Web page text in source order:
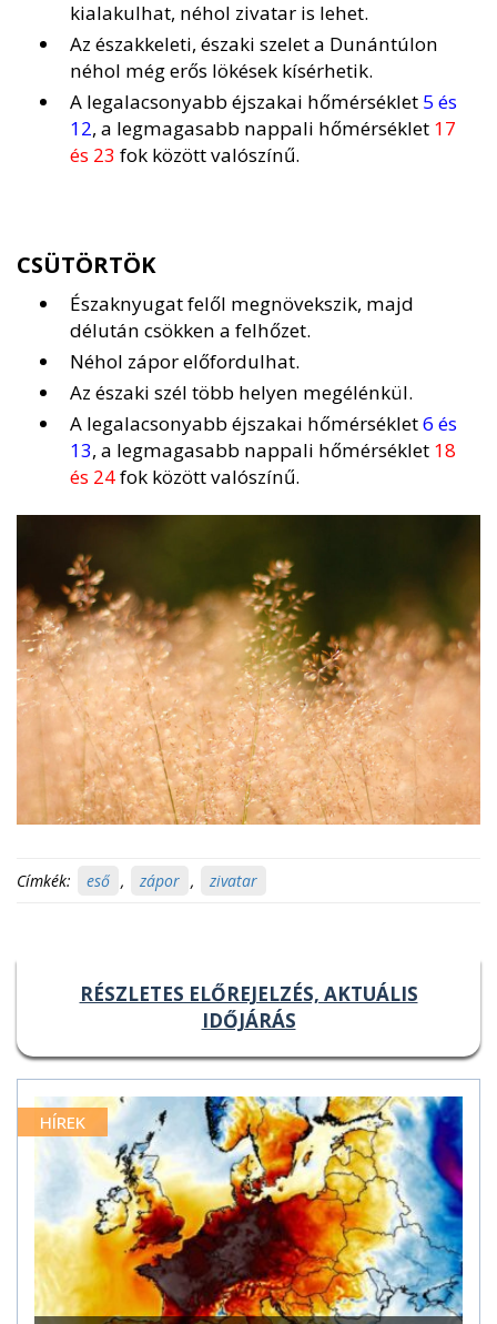
kialakulhat, néhol zivatar is lehet.
Az északkeleti, északi szelet a Dunántúlon
néhol még erős lökések kísérhetik.
A legalacsonyabb éjszakai hőmérséklet 5 és
12, a legmagasabb nappali hőmérséklet 17
és 23 fok között valószínű.
CSÜTÖRTÖK
Északnyugat felől megnövekszik, majd
délután csökken a felhőzet.
Néhol zápor előfordulhat.
Az északi szél több helyen megélénkül.
A legalacsonyabb éjszakai hőmérséklet6 és
13, a legmagasabb nappali hőmérséklet 18
és 24fok között valószínű.
Címkék: eső , zápor , zivatar
RÉSZLETES ELŐREJELZÉS, AKTUÁLIS
IDŐJÁRÁS
HÍREK